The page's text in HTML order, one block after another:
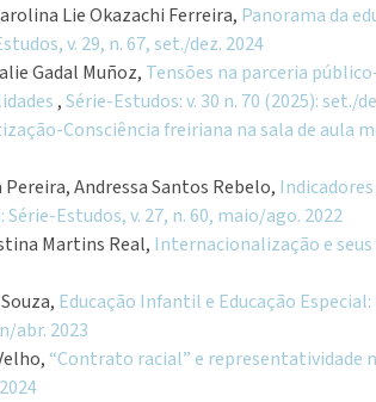
Lie Okazachi Ferreira, Panorama da
v. 29, n. 67, set./dez. 2024
Gadal Muñoz, Tensões na parceria
,Série-Estudos: v. 30 n. 70 (2025): set./
Consciência freiriana na sala de aula
Pereira, Andressa Santos Rebelo,
Série-Estudos, v. 27, n. 60, maio/ago. 2022
Martins Real, Internacionalização e
Educação Infantil e Educação
abr. 2023
“Contrato racial” e representatividade